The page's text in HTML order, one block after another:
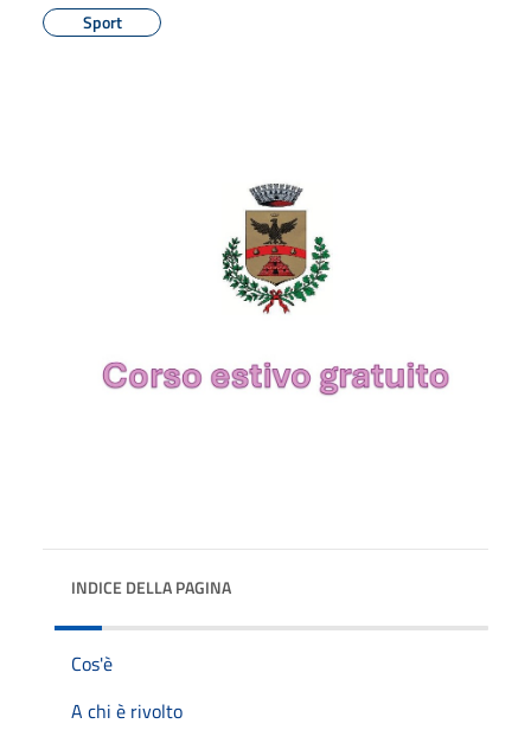
Sport
INDICE DELLA PAGINA
Cos'è
A chi è rivolto